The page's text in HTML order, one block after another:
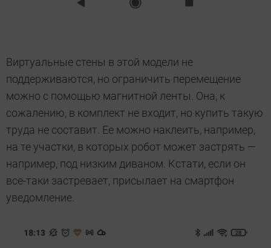
Виртуальные стены в этой модели не
поддерживаются, но ограничить перемещение
можно с помощью магнитной ленты. Она, к
сожалению, в комплект не входит, но купить такую
труда не составит. Ее можно наклеить, например,
на те участки, в которых робот может застрять —
например, под низким диваном. Кстати, если он
все-таки застревает, присылает на смартфон
уведомление.